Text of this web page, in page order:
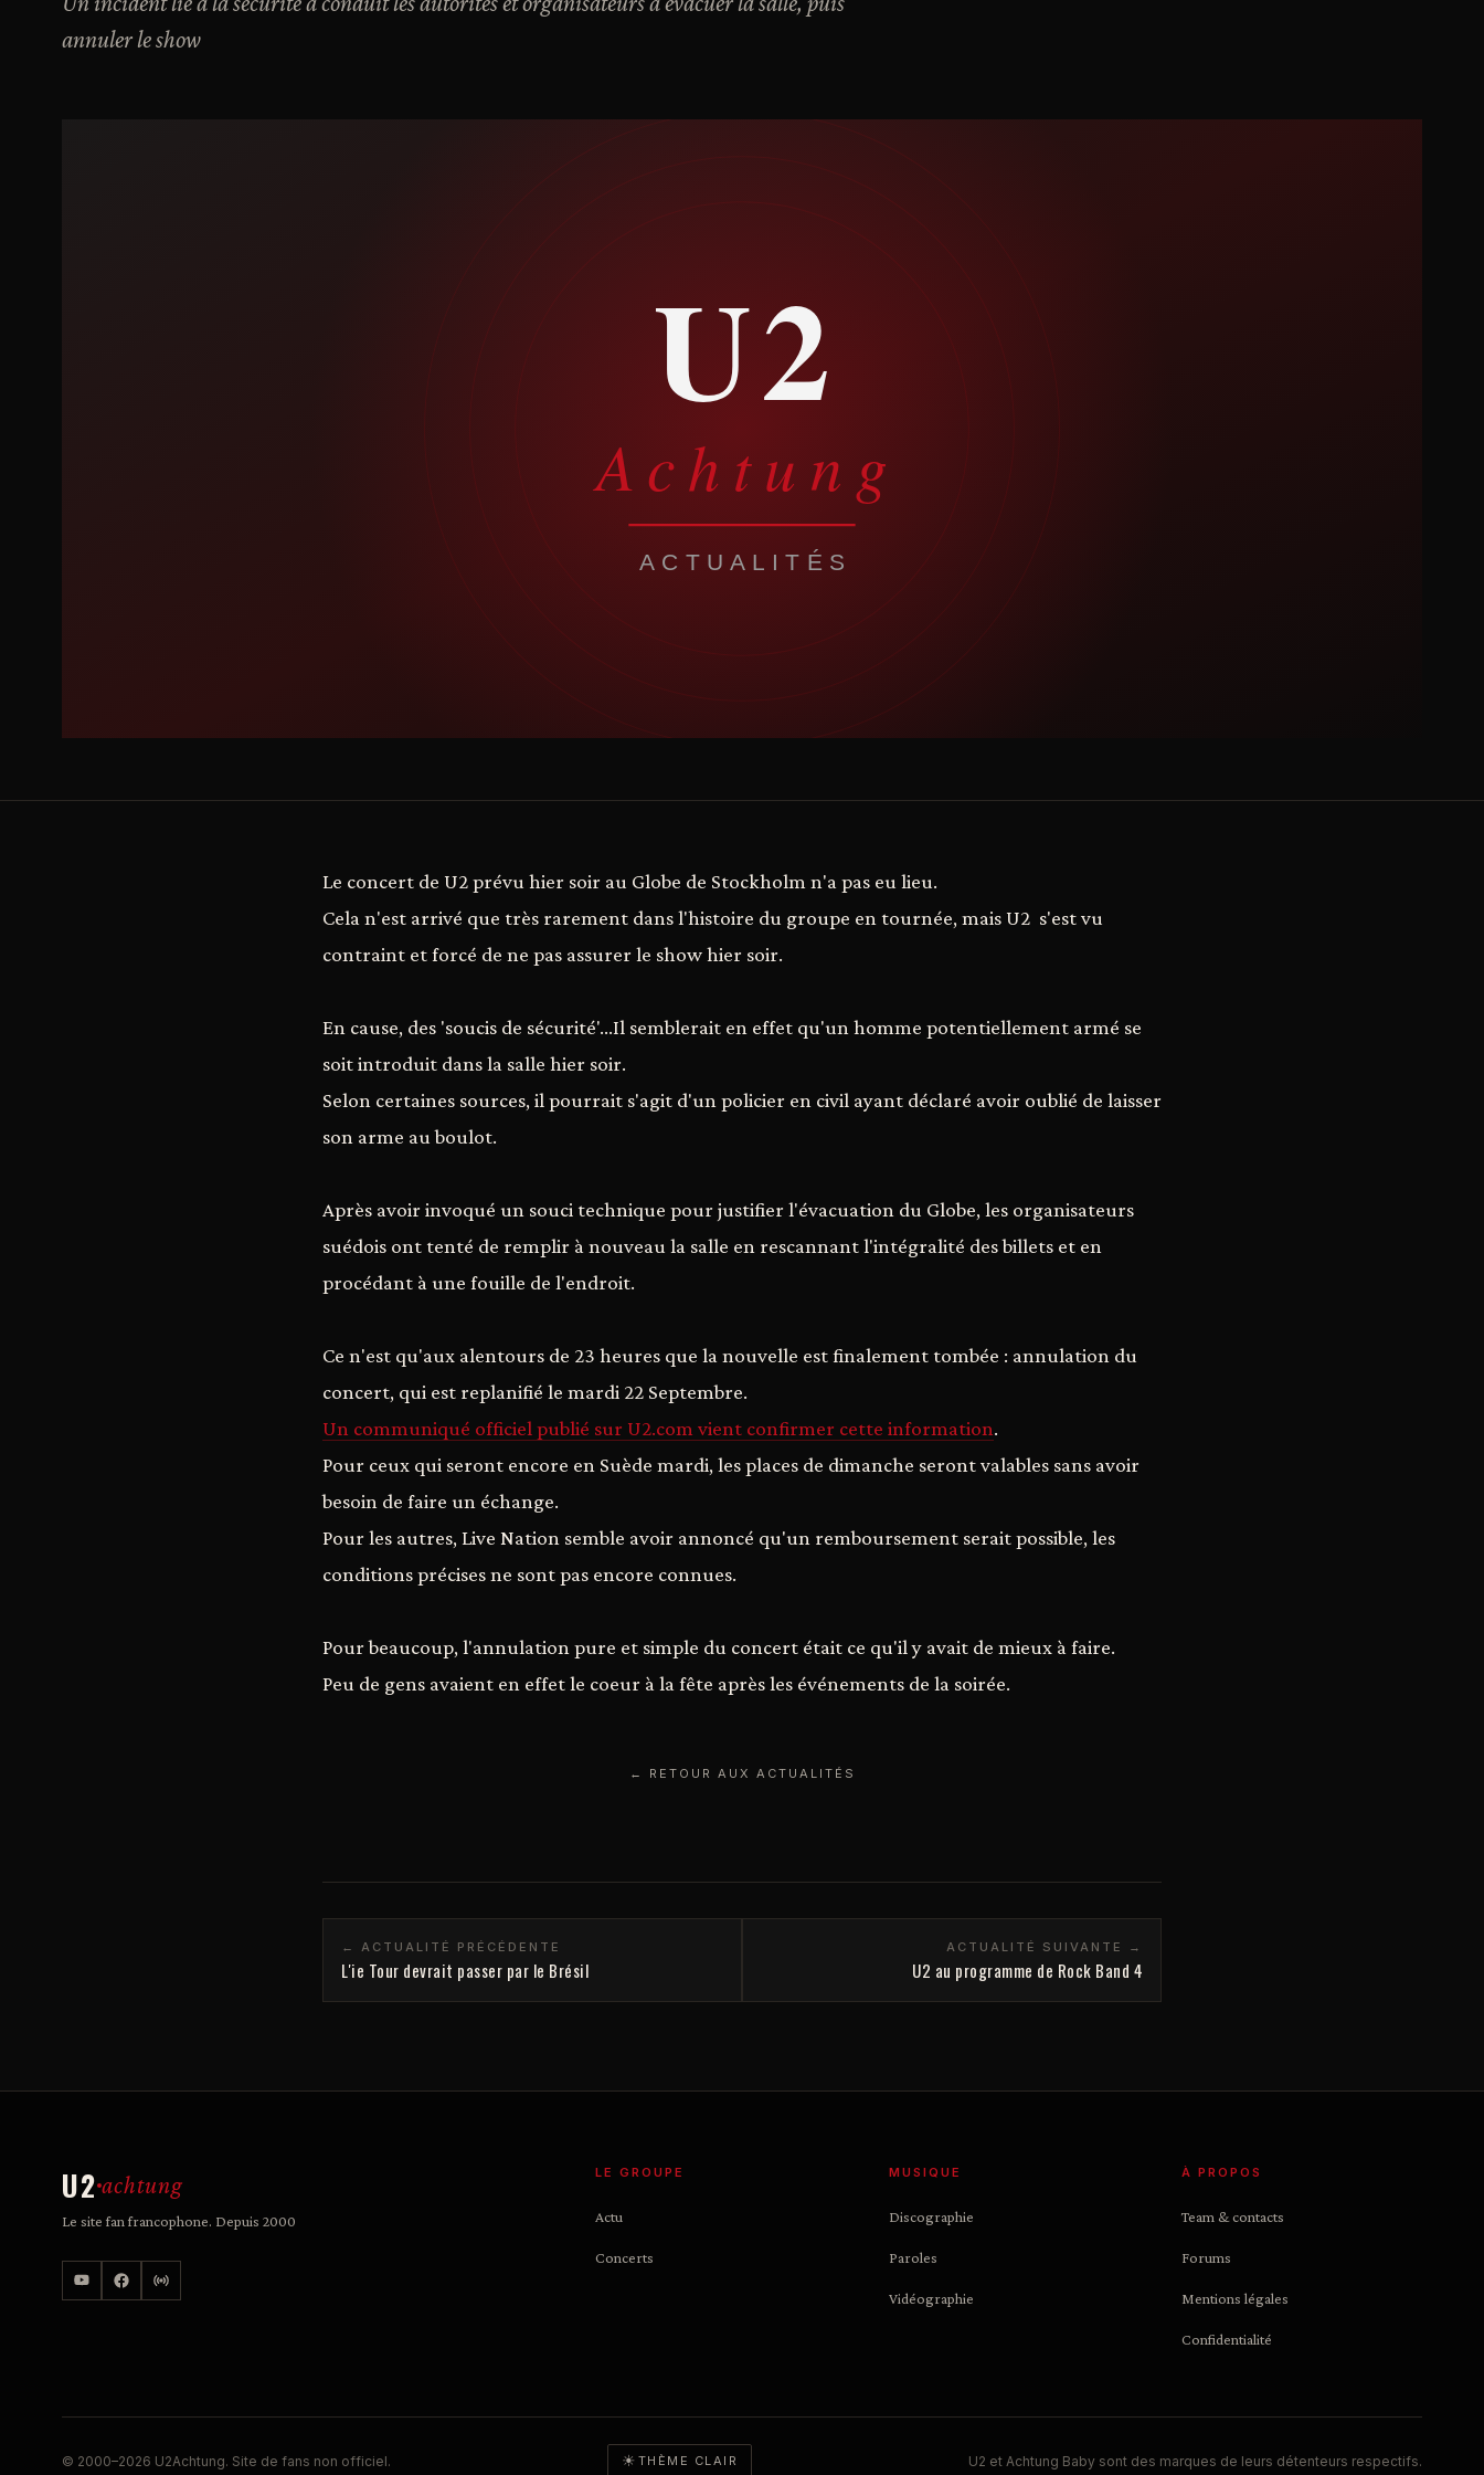
annuler le show
Le concert de U2 prévu hier soir au Globe de Stockholm n'a pas eu lieu.
Cela n'est arrivé que très rarement dans l'histoire du groupe en tournée, mais U2 s'est vu
contraint et forcé de ne pas assurer le show hier soir.
En cause, des 'soucis de sécurité'...Il semblerait en effet qu'un homme potentiellement armé se
soit introduit dans la salle hier soir.
Selon certaines sources, il pourrait s'agit d'un policier en civil ayant déclaré avoir oublié de laisser
son arme au boulot.
Après avoir invoqué un souci technique pour justifier l'évacuation du Globe, les organisateurs
suédois ont tenté de remplir à nouveau la salle en rescannant l'intégralité des billets et en
procédant à une fouille de l'endroit.
Ce n'est qu'aux alentours de 23 heures que la nouvelle est finalement tombée : annulation du
concert, qui est replanifié le mardi 22 Septembre.
Un communiqué officiel publié sur U2.com vient confirmer cette information.
Pour ceux qui seront encore en Suède mardi, les places de dimanche seront valables sans avoir
besoin de faire un échange.
Pour les autres, Live Nation semble avoir annoncé qu'un remboursement serait possible, les
conditions précises ne sont pas encore connues.
Pour beaucoup, l'annulation pure et simple du concert était ce qu'il y avait de mieux à faire.
Peu de gens avaient en effet le coeur à la fête après les événements de la soirée.
← RETOUR AUX ACTUALITÉS
← ACTUALITÉ PRÉCÉDENTE
L'ie Tour devrait passer par le Brésil
ACTUALITÉ SUIVANTE →
U2 au programme de Rock Band 4
U2 achtung
Le site fan francophone. Depuis 2000
LE GROUPE
Actu
Concerts
MUSIQUE
Discographie
Paroles
Vidéographie
À PROPOS
Team & contacts
Forums
Mentions légales
Confidentialité
© 2000–2026 U2Achtung. Site de fans non officiel. ☀ THÈME CLAIR U2 et Achtung Baby sont des marques de leurs détenteurs respectifs.